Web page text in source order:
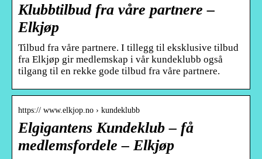
Klubbtilbud fra våre partnere –
Elkjøp
Tilbud fra våre partnere. I tillegg til eksklusive tilbud
fra Elkjøp gir medlemskap i vår kundeklubb også
tilgang til en rekke gode tilbud fra våre partnere.
https:// www.elkjop.no › kundeklubb
Elgigantens Kundeklub – få
medlemsfordele – Elkjøp